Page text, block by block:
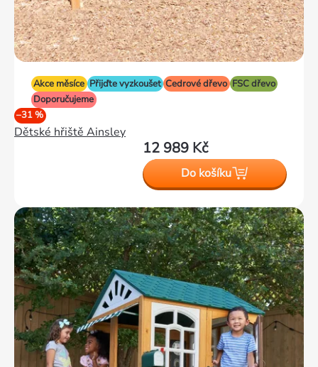
Akce měsíce Přijďte vyzkoušet Cedrové dřevo FSC dřevo
Doporučujeme
–31 %
Dětské hřiště Ainsley
12 989 Kč
Do košíku